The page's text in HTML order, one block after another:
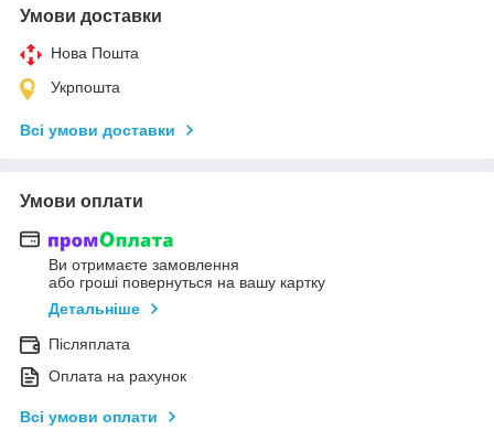
Умови доставки
Нова Пошта
Укрпошта
Всі умови доставки
Умови оплати
Ви отримаєте замовлення
або гроші повернуться на вашу картку
Детальніше
Післяплата
Оплата на рахунок
Всі умови оплати